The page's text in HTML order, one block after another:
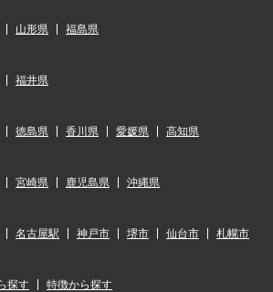
山形県 福島県
福井県
徳島県 香川県 愛媛県 高知県
宮崎県 鹿児島県 沖縄県
名古屋駅 神戸市 堺市 仙台市 札幌市
探す 特徴から探す